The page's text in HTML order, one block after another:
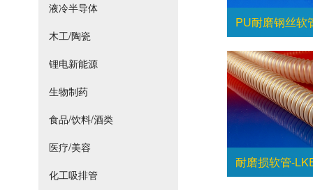
液冷半导体
木工/陶瓷
锂电新能源
生物制药
食品/饮料/酒类
医疗/美容
化工吸排管
PU耐磨钢丝软
耐磨损软管-